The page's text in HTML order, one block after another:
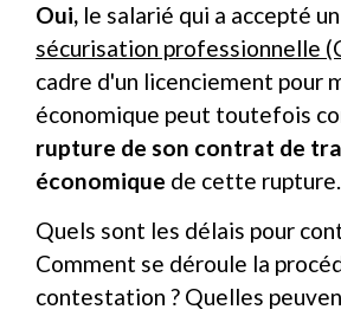
Oui, le salarié qui a accepté un
sécurisation professionnelle
cadre d'un licenciement pour
économique peut toutefois
rupture de son contrat de
économique de cette rupture.
Quels sont les délais pour
Comment se déroule la
contestation ? Quelles